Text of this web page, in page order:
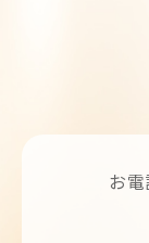
お